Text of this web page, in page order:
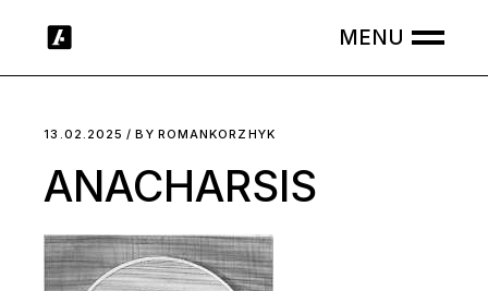
13.02.2025 BY ROMANKORZHYK
ANACHARSIS